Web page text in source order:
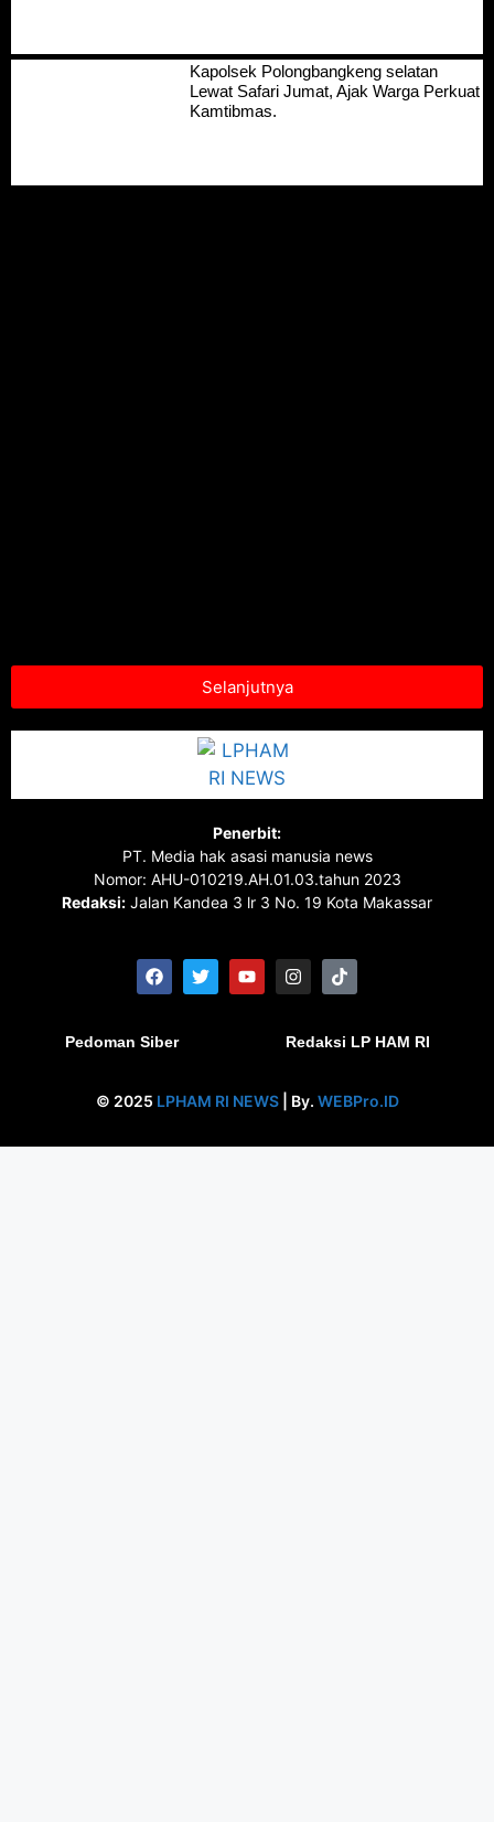
Kapolsek Polongbangkeng selatan
Lewat Safari Jumat, Ajak Warga Perkuat
Kamtibmas.
Selanjutnya
Penerbit:
PT. Media hak asasi manusia news
Nomor: AHU-010219.AH.01.03.tahun 2023
Redaksi: Jalan Kandea 3 lr 3 No. 19 Kota Makassar
Pedoman Siber Redaksi LP HAM RI
© 2025 LPHAM RI NEWS| By. WEBPro.ID